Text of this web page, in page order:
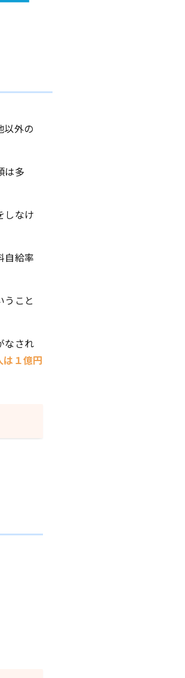
以外の
は多
しなけ
自給率
うこと
なされ
１億円